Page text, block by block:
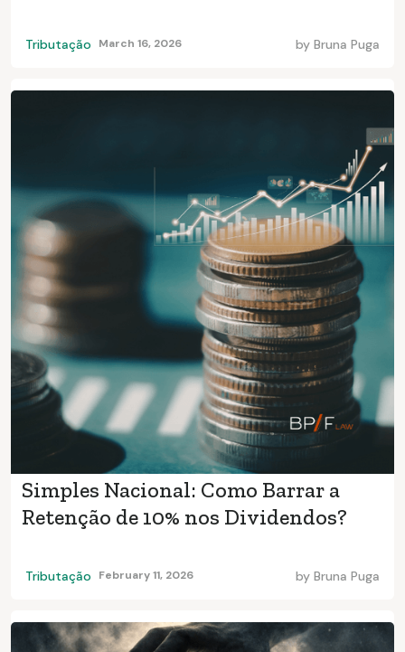
Tributação March 16, 2026 by Bruna Puga
Simples Nacional: Como Barrar a
Retenção de 10% nos Dividendos?
Tributação February 11, 2026 by Bruna Puga